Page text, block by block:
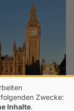
Zwecke:
Inhalte.